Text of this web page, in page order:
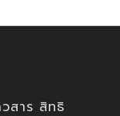
สาร สิทธิ